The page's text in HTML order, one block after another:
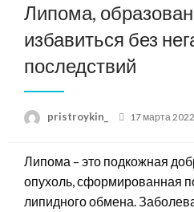
Липома,
избавиться без
последствий
pristroykin_
Posted
17 марта 2022
Липома – это подкожная
опухоль, сформированная
липидного обмена.